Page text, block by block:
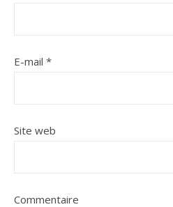
E-mail *
Site web
Commentaire